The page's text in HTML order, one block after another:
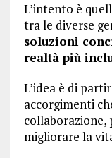
L’intento è
tra le diverse
soluzioni
realtà più
L’idea è di
accorgimenti
collaborazione,
migliorare la